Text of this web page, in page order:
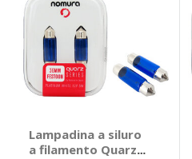
Lampadina a siluro
a filamento Quarz